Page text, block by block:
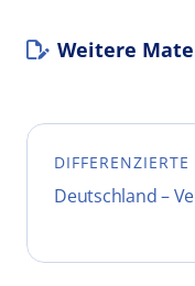
Weitere
DIFFERENZIERTE
Deutschland –